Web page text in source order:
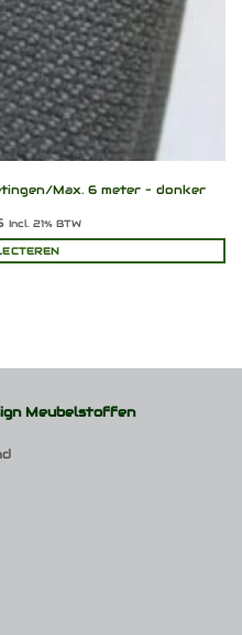
Max. 6 meter – donker
Incl. 21% BTW
Meubelstoffen